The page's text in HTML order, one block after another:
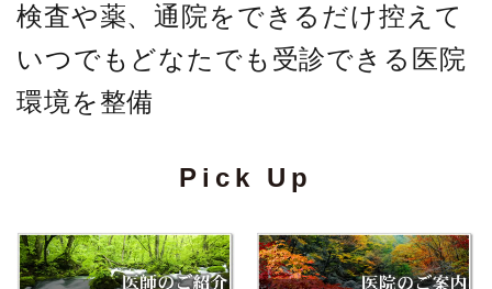
検査や薬、通院をできるだけ控えて
いつでもどなたでも受診できる医院
環境を整備
Pick Up